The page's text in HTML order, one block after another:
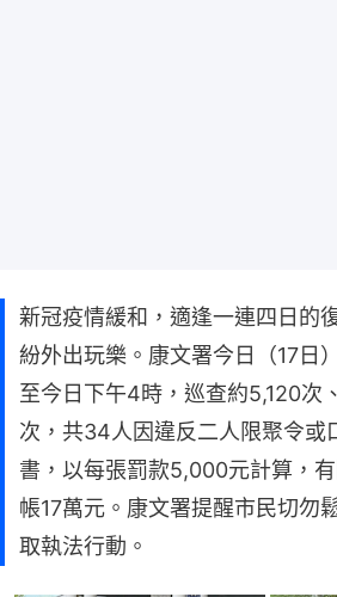
新冠疫情緩和，適逢一連四日的
紛外出玩樂。康文署今日（17日
至今日下午4時，巡查約5,120次
次，共34人因違反二人限聚令或
書，以每張罰款5,000元計算，
帳17萬元。康文署提醒市民切勿
取執法行動。